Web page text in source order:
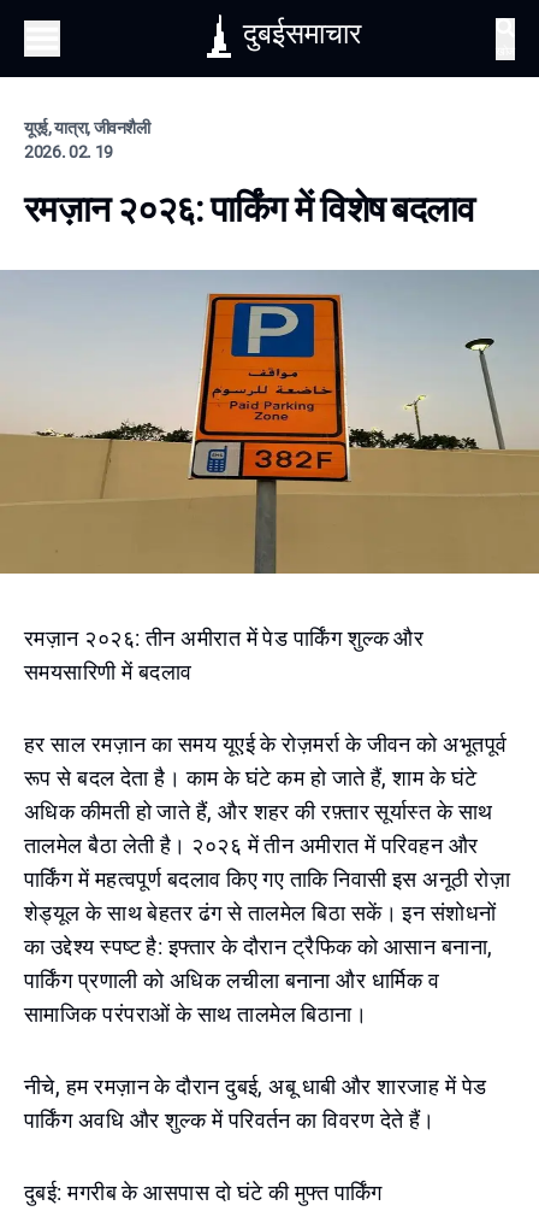
दुबईसमाचार
यूएई, यात्रा, जीवनशैली
2026. 02. 19
रमज़ान २०२६: पार्किंग में विशेष बदलाव
रमज़ान २०२६: तीन अमीरात में पेड पार्किंग शुल्क और
समयसारिणी में बदलाव
हर साल रमज़ान का समय यूएई के रोज़मर्रा के जीवन को अभूतपूर्व
रूप से बदल देता है। काम के घंटे कम हो जाते हैं, शाम के घंटे
अधिक कीमती हो जाते हैं, और शहर की रफ़्तार सूर्यास्त के साथ
तालमेल बैठा लेती है। २०२६ में तीन अमीरात में परिवहन और
पार्किंग में महत्वपूर्ण बदलाव किए गए ताकि निवासी इस अनूठी रोज़ा
शेड्यूल के साथ बेहतर ढंग से तालमेल बिठा सकें। इन संशोधनों
का उद्देश्य स्पष्ट है: इफ्तार के दौरान ट्रैफिक को आसान बनाना,
पार्किंग प्रणाली को अधिक लचीला बनाना और धार्मिक व
सामाजिक परंपराओं के साथ तालमेल बिठाना।
नीचे, हम रमज़ान के दौरान दुबई, अबू धाबी और शारजाह में पेड
पार्किंग अवधि और शुल्क में परिवर्तन का विवरण देते हैं।
दुबई: मगरीब के आसपास दो घंटे की मुफ्त पार्किंग